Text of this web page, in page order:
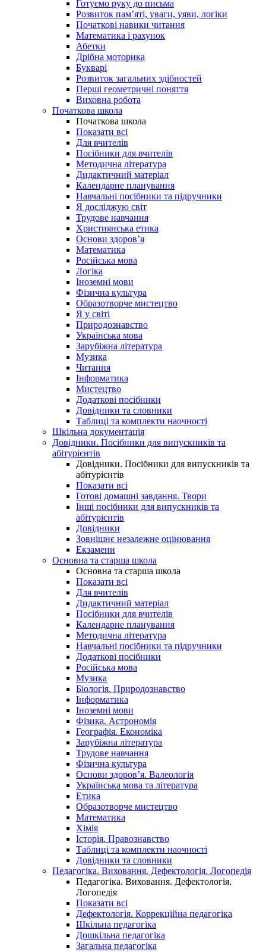
Готуємо руку до письма
Розвиток пам’яті, уваги, уяви, логіки
Початкові навики читання
Математика і рахунок
Абетки
Дрібна моторика
Букварі
Розвиток загальних здібностей
Перші геометричні поняття
Виховна робота
Початкова школа
Початкова школа
Показати всі
Для вчителів
Посібники для вчителів
Методична література
Дидактичний матеріал
Календарне планування
Навчальні посібники та підручники
Я досліджую світ
Трудове навчання
Християнська етика
Основи здоров’я
Математика
Російська мова
Логіка
Іноземні мови
Фізична культура
Образотворче мистецтво
Я у світі
Природознавство
Українська мова
Зарубіжна література
Музика
Читання
Інформатика
Мистецтво
Додаткові посібники
Довідники та словники
Таблиці та комплекти наочності
Шкільна документація
Довідники. Посібники для випускників та
абітурієнтів
Довідники. Посібники для випускників та
абітурієнтів
Показати всі
Готові домашні завдання. Твори
Інші посібники для випускників та
абітурієнтів
Довідники
Зовнішнє незалежне оцінювання
Екзамени
Основна та старша школа
Основна та старша школа
Показати всі
Для вчителів
Дидактичний матеріал
Посібники для вчителів
Календарне планування
Методична література
Навчальні посібники та підручники
Додаткові посібники
Російська мова
Музика
Біологія. Природознавство
Інформатика
Іноземні мови
Фізика. Астрономія
Географія. Економіка
Зарубіжна література
Трудове навчання
Фізична культура
Основи здоров’я. Валеологія
Українська мова та література
Етика
Образотворче мистецтво
Математика
Хімія
Історія. Правознавство
Таблиці та комплекти наочності
Довідники та словники
Педагогіка. Виховання. Дефектологія. Логопедія
Педагогіка. Виховання. Дефектологія.
Логопедія
Показати всі
Дефектологія. Коррекційна педагогіка
Шкільна педагогіка
Дошкільна педагогіка
Загальна педагогіка